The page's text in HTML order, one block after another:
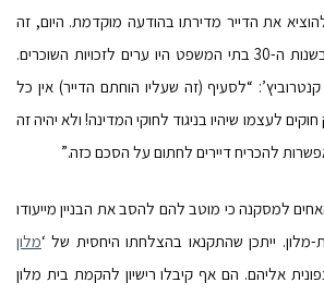
את הדייר מדירתו בהודעה מוקדמת. היום, זה
נשמע מובן מאליו, אבל בשנות ה-30 בתי המשפט היו ערים לזכויות השוכרים.
“לסעיף (זה שעליו הוחתם הדייר) אין כל
לעצמו שיהיו בניגוד לחוקי המדינה! ולא יהיה זה
להכריח דיירים לחתום על הסכם כזה.”
למסקנה כי מוטב להם להסב את הבניין מייעודו
מלון. ייתכן שהתקנאו בהצלחתו היחסית של ‘מלון
מטר צפונית אליהם. הם אף קיבלו רישיון להקמת בית מלון